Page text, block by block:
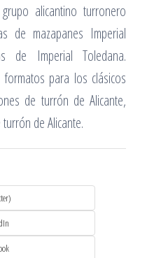
alicantino turronero
de mazapanes Imperial
de Imperial Toledana.
para los clásicos
de turrón de Alicante,
de Alicante.